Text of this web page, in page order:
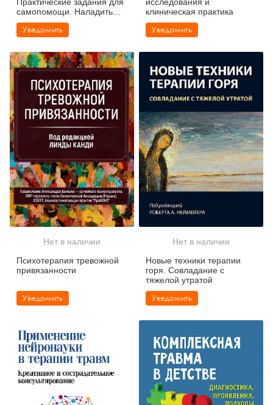
самопомощи. Наладить
отношения с близкими,
справиться с
импульсивностью,
победить страх
покинутости
Уведомить
клиническая практика
Уведомить
Нет в наличии
Психотерапия тревожной
привязанности
Уведомить
Нет в наличии
Новые техники терапии
горя. Совладание с
тяжелой утратой
Уведомить